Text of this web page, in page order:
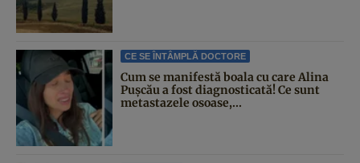
CE SE ÎNTÂMPLĂ DOCTORE
Cum se manifestă boala cu care Alina
Pușcău a fost diagnosticată! Ce sunt
metastazele osoase,...